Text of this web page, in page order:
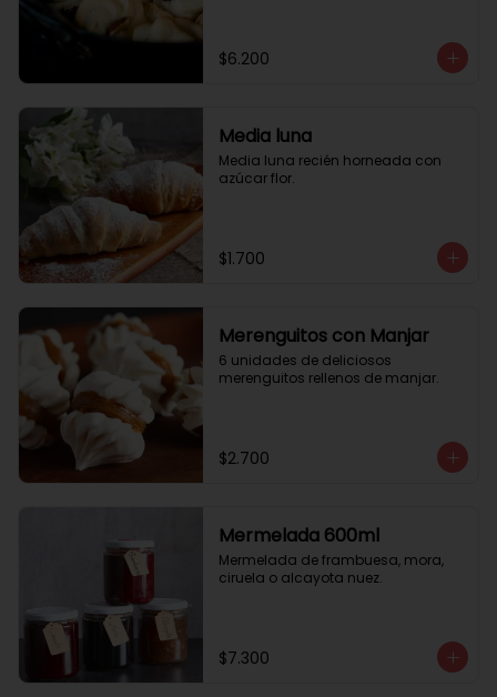
$6.200
Media luna
Media luna recién horneada con
azúcar flor.
$1.700
Merenguitos con Manjar
6 unidades de deliciosos
merenguitos rellenos de manjar.
$2.700
Mermelada 600ml
Mermelada de frambuesa, mora,
ciruela o alcayota nuez.
$7.300